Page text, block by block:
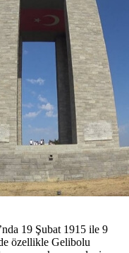
19 Şubat 1915 ile 9
özellikle Gelibolu